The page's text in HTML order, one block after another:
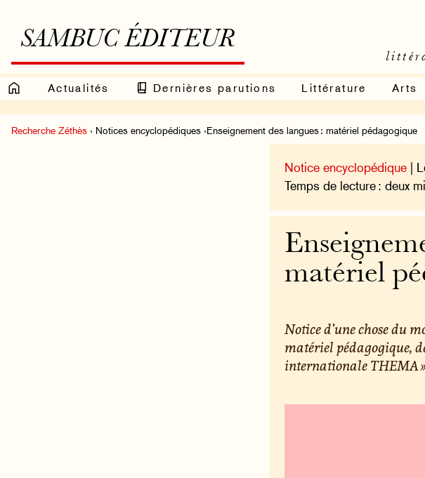
SAMBUC ÉDITEUR
Actualités Dernières parutions Littérature Arts
Recherche Zéthès › Notices encyclopédiques ›Enseignement des langues : matériel pédagogique
Notice encyclopédique |
Temps de lecture : deux
matériel
Notice d’une chose du
matériel pédagogique,
internationale THEMA